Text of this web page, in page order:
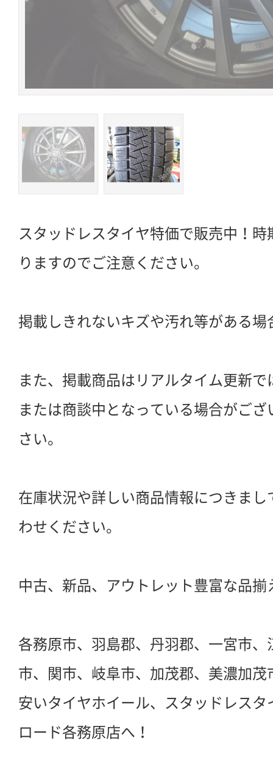
スタッドレスタイヤ特価で販売中！
りますのでご注意ください。
掲載しきれないキズや汚れ等がある場
また、掲載商品はリアルタイム更新
または商談中となっている場合がご
さい。
在庫状況や詳しい商品情報につきま
わせください。
中古、新品、アウトレット豊富な品揃
各務原市、羽島郡、丹羽郡、一宮市
市、関市、岐阜市、加茂郡、美濃加茂
安いタイヤホイール、スタッドレス
ロード各務原店へ！